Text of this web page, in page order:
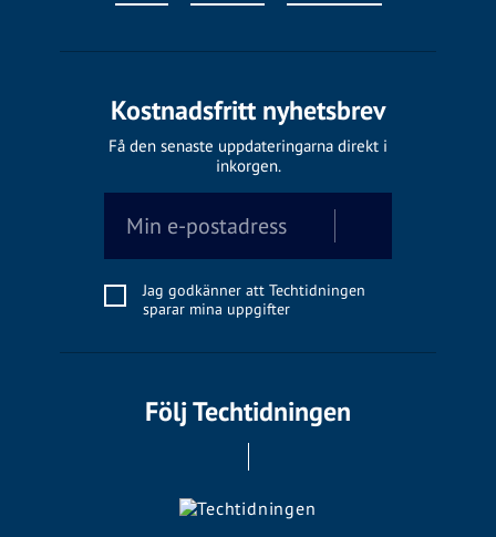
Kostnadsfritt nyhetsbrev
Få den senaste uppdateringarna direkt i
inkorgen.
Jag godkänner att Techtidningen
sparar mina uppgifter
Följ Techtidningen